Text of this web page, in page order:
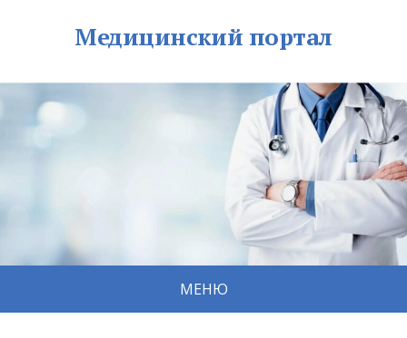
Медицинский портал
МЕНЮ